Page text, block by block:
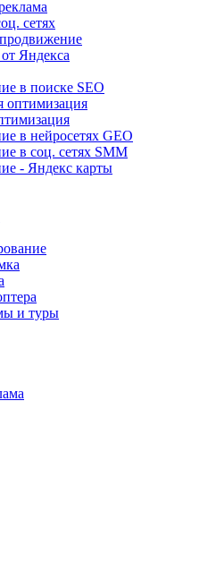
сетях
Яндекса
в поиске SEO
оптимизация
в нейросетях GEO
в соц. сетях SMM
- Яндекс карты
и туры